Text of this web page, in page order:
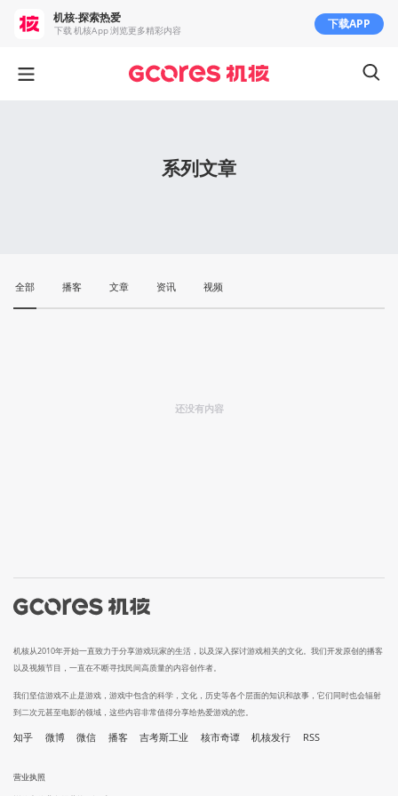
系列文章
全部 播客 文章 资讯 视频
还没有内容
机核从2010年开始一直致力于分享游戏玩家的生活，以及深入探讨游戏相关的文化。我们开发原创的播客
以及视频节目，一直在不断寻找民间高质量的内容创作者。
我们坚信游戏不止是游戏，游戏中包含的科学，文化，历史等各个层面的知识和故事，它们同时也会辐射
到二次元甚至电影的领域，这些内容非常值得分享给热爱游戏的您。
知乎 微博 微信 播客 吉考斯工业 核市奇谭 机核发行 RSS
营业执照
机核-探索热爱
下载 机核App 浏览更多精彩内容 下载APP